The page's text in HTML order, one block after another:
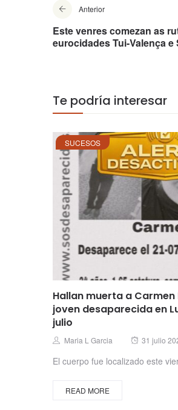
Anterior
Este venres comezan as
eurocidades Tui-Valença e
Te podría interesar
SUCESOS
Hallan muerta a Carmen
joven desaparecida en
julio
Author
Maria L Garcia
Posted
31 julio
El cuerpo fue localizado este
READ MORE